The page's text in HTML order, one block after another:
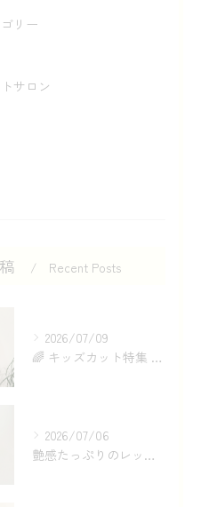
リー
サロン
Recent Posts
2026/07/09
🌈 キッズカット特集 ✂️✨
2026/07/06
艶感たっぷりのレッドカラー❤️